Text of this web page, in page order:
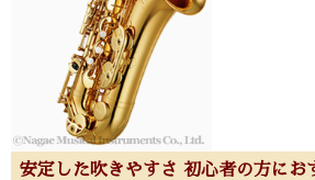
安定した吹きやすさ 初心者の方にお